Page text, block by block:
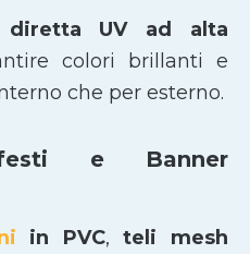
diretta UV ad alta
colori brillanti e
che per esterno.
e Banner
in PVC,teli mesh